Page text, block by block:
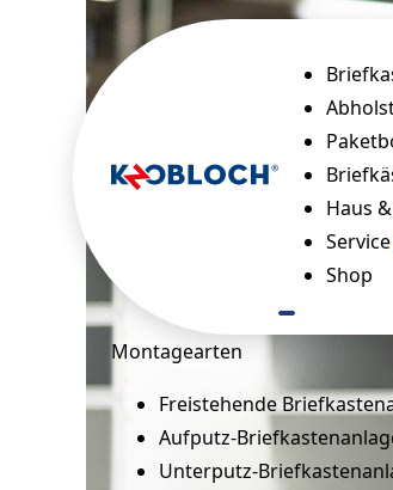
Haus
Service
Shop
Montagearten
Freistehende
Aufputz-
Unterputz-